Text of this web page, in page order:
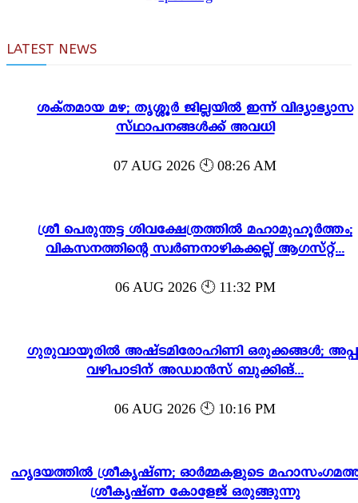
LATEST NEWS
ശക്തമായ മഴ; തൃശ്ശൂർ ജില്ലയിൽ ഇന്ന് വിദ്യാഭ്യാസ
സ്ഥാപനങ്ങൾക്ക് അവധി
07 AUG 2026 🕙 08:26 AM
ശ്രീ പെരുന്തട്ട ശിവക്ഷേത്രത്തിൽ മഹാമുഹൂർത്തം;
വികസനത്തിന്റെ സ്വർണനാഴികക്കല്ല് ആഗസ്റ്റ്...
06 AUG 2026 🕙 11:32 PM
ഗുരുവായൂരിൽ അഷ്ടമിരോഹിണി ഒരുക്കങ്ങൾ;
വഴിപാടിന് അഡ്വാൻസ് ബുക്കിങ്...
06 AUG 2026 🕙 10:16 PM
ഹൃദയത്തിൽ ശ്രീകൃഷ്ണ; ഓർമ്മകളുടെ
ശ്രീകൃഷ്ണ കോളേജ് ഒരുങ്ങുന്നു